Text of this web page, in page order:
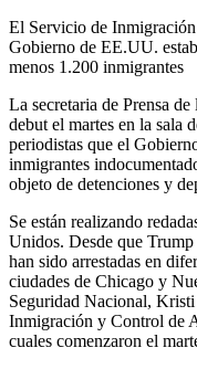
El Servicio de Inmigración
Gobierno de EE.UU.
menos 1.200 inmigrantes
La secretaria de Prensa
debut el martes en la sala
periodistas que el
inmigrantes
objeto de detenciones y
Se están realizando
Unidos. Desde que
han sido arrestadas en
ciudades de Chicago y
Seguridad Nacional,
Inmigración y Control de
cuales comenzaron el